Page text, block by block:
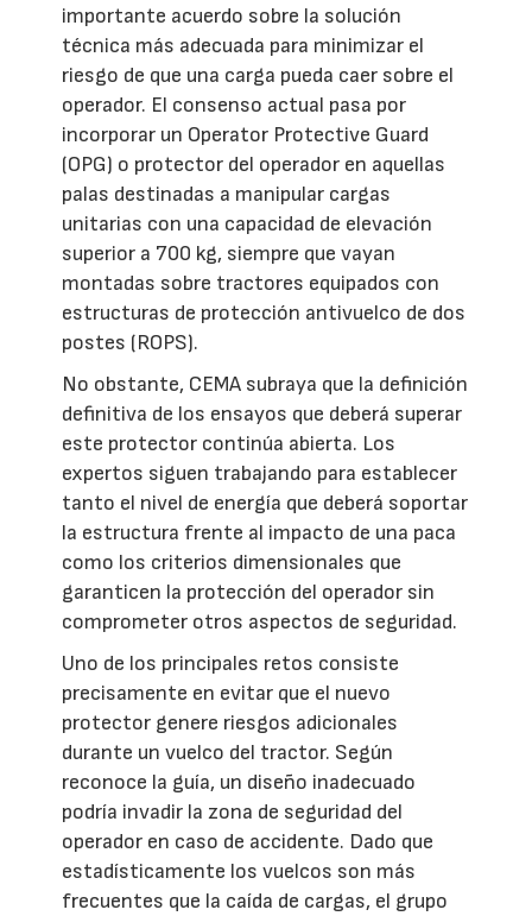
importante acuerdo sobre la solución
técnica más adecuada para minimizar el
riesgo de que una carga pueda caer sobre el
operador. El consenso actual pasa por
incorporar un Operator Protective Guard
(OPG) o protector del operador en aquellas
palas destinadas a manipular cargas
unitarias con una capacidad de elevación
superior a 700 kg, siempre que vayan
montadas sobre tractores equipados con
estructuras de protección antivuelco de dos
postes (ROPS).
No obstante, CEMA subraya que la definición
definitiva de los ensayos que deberá superar
este protector continúa abierta. Los
expertos siguen trabajando para establecer
tanto el nivel de energía que deberá soportar
la estructura frente al impacto de una paca
como los criterios dimensionales que
garanticen la protección del operador sin
comprometer otros aspectos de seguridad.
Uno de los principales retos consiste
precisamente en evitar que el nuevo
protector genere riesgos adicionales
durante un vuelco del tractor. Según
reconoce la guía, un diseño inadecuado
podría invadir la zona de seguridad del
operador en caso de accidente. Dado que
estadísticamente los vuelcos son más
frecuentes que la caída de cargas, el grupo